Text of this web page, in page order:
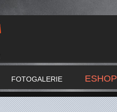
FOTOGALERIE ESHOP